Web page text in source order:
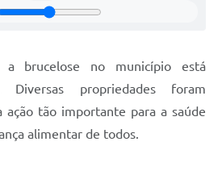
a brucelose no município está
propriedades foram
ação tão importante para a saúde
alimentar de todos.